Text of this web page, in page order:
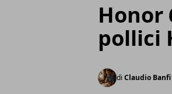
Honor
pollici
di Claudio Banfi